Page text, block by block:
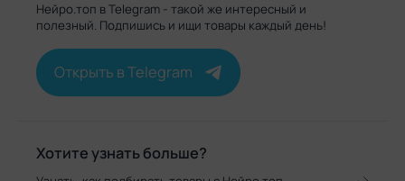
Нейро.топ в Telegram - такой же интересный и
полезный. Подпишись и ищи товары каждый день!
Открыть в Telegram
Хотите узнать больше?